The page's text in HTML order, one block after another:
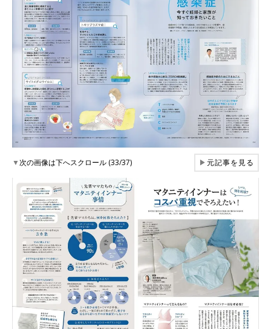
▼次の画像は下へスクロール (33/37) ▶元記事を見る